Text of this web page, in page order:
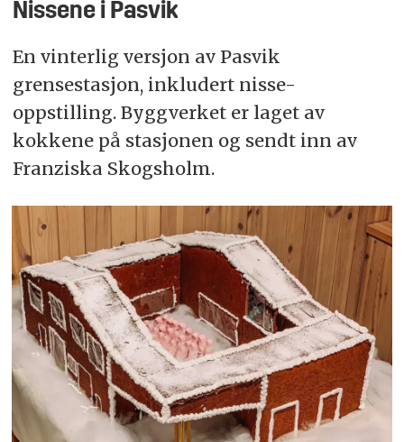
Nissene i Pasvik
En vinterlig versjon av Pasvik
grensestasjon, inkludert nisse-
oppstilling. Byggverket er laget av
kokkene på stasjonen og sendt inn av
Franziska Skogsholm.